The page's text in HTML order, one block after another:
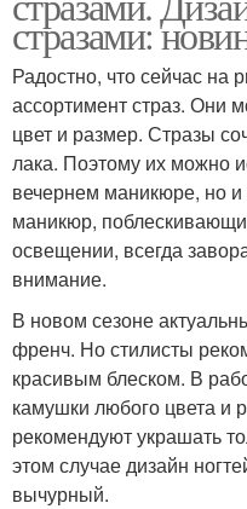
стразами:
Радостно, что сейчас на
ассортимент страз. Они
цвет и размер. Стразы
лака. Поэтому их можно
вечернем маникюре, но
маникюр,
освещении, всегда
внимание.
В новом сезоне
френч. Но стилисты
красивым блеском. В
камушки любого цвета и
рекомендуют украшать
этом случае дизайн
вычурный.